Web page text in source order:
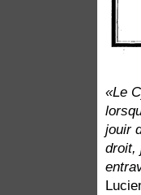
«Le
jouir
droit,